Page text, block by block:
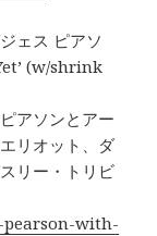
ェス ピアソ
(w/shrink
アソンとアー
リオット、ダ
リー・トリビ
pearson-with-